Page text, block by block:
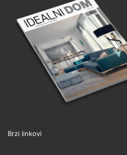
Brzi linkovi